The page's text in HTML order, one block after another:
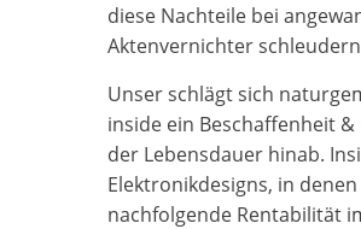
diese Nachteile bei
Aktenvernichter
Unser schlägt sich
inside ein Beschaffenheit
der Lebensdauer hinab.
Elektronikdesigns, in denen
nachfolgende Rentabilität